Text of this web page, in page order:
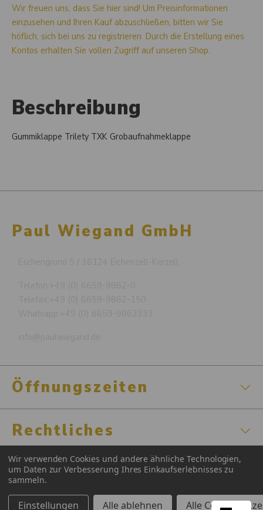
Wir freuen uns, dass Sie hier sind! Um Preisinformationen
einzusehen und Ihren Kauf abzuschließen, bitten wir Sie
höflich, sich bei uns zu registrieren. Durch die Erstellung eines
Kontos erhalten Sie vollen Zugriff auf unseren Shop.
Beschreibung
Gummiklappe Trilety TXK Grobaufnahmeklappe
Paul Wiegand GmbH
Öffnungszeiten
Rechtliches
Zertifizierungen
Wir verwenden Cookies und andere ähnliche Technologien,
um Daten zur Verbesserung Ihres Einkaufserlebnisses zu
sammeln.
Einstellungen Alle ablehnen Alle Cookies